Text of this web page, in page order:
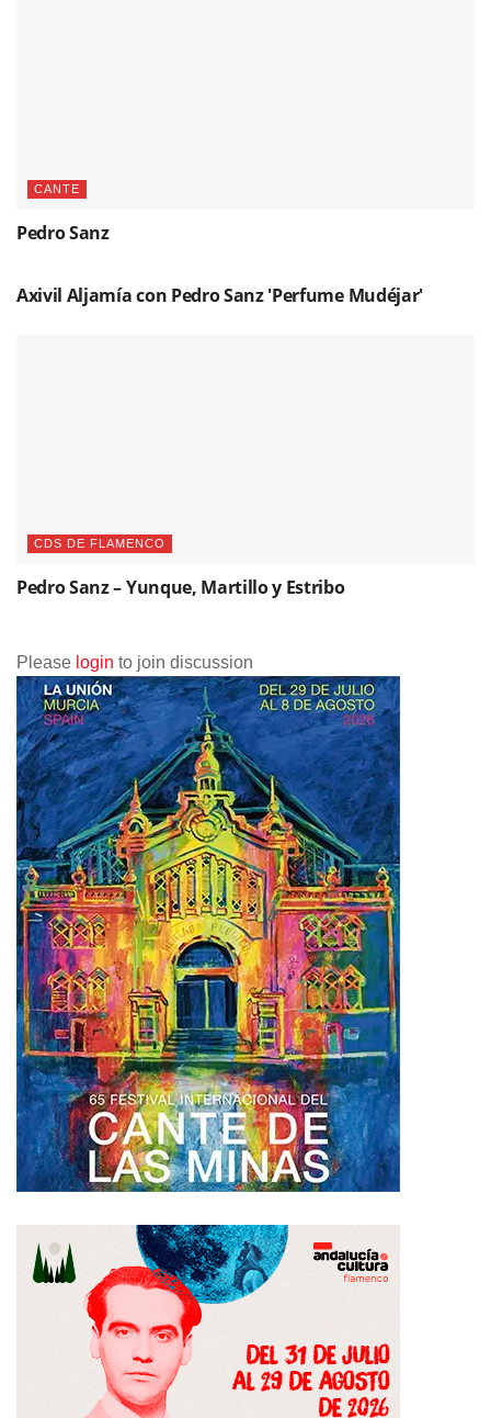
CANTE
Pedro Sanz
Axivil Aljamía con Pedro Sanz 'Perfume Mudéjar'
CDS DE FLAMENCO
Pedro Sanz – Yunque, Martillo y Estribo
Please login to join discussion